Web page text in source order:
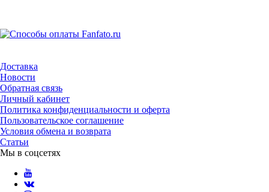
Доставка
Новости
Обратная связь
Личный кабинет
Политика конфиденциальности и оферта
Пользовательское соглашение
Условия обмена и возврата
Статьи
Мы в соцсетях